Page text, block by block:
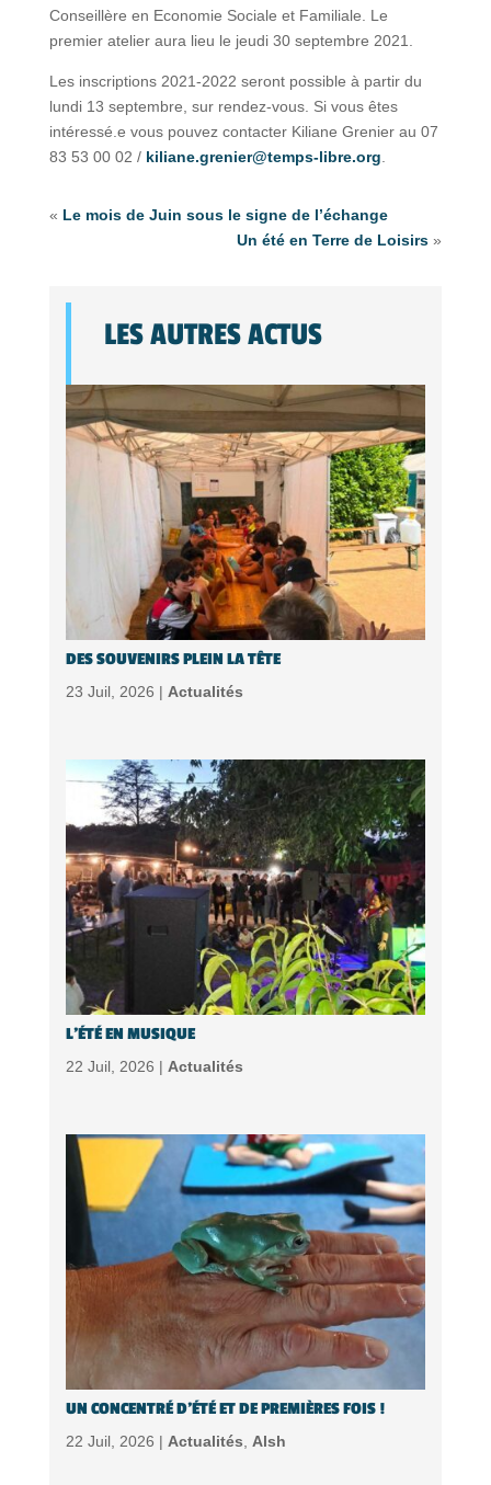
Conseillère en Economie Sociale et Familiale. Le
premier atelier aura lieu le jeudi 30 septembre 2021.
Les inscriptions 2021-2022 seront possible à partir du
lundi 13 septembre, sur rendez-vous. Si vous êtes
intéressé.e vous pouvez contacter Kiliane Grenier au 07
83 53 00 02 / kiliane.grenier@temps-libre.org
« Le mois de Juin sous le signe de l’échange
Un été en Terre de Loisirs »
LES AUTRES ACTUS
DES SOUVENIRS PLEIN LA TÊTE
23 Juil, 2026 | Actualités
L’ÉTÉ EN MUSIQUE
22 Juil, 2026 | Actualités
UN CONCENTRÉ D’ÉTÉ ET DE PREMIÈRES FOIS !
22 Juil, 2026 | Actualités, Alsh